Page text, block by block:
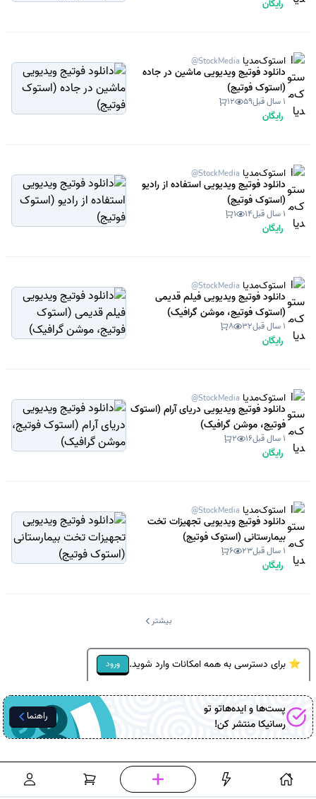
رایگان
استوک‌مدیا @StockMedia
دانلود فوتیج ویدیویی ماشین در جاده
(استوک فوتیج)
1 سال قبل 59
12
رایگان
استوک‌مدیا @StockMedia
دانلود فوتیج ویدیویی استفاده از رادیو
(استوک فوتیج)
1 سال قبل 14
1
رایگان
استوک‌مدیا @StockMedia
دانلود فوتیج ویدیویی فیلم قدیمی
(استوک فوتیج، موشن گرافیک)
1 سال قبل 32
8
رایگان
استوک‌مدیا @StockMedia
دانلود فوتیج ویدیویی دریای آرام (استوک
فوتیج، موشن گرافیک)
1 سال قبل 16
2
رایگان
استوک‌مدیا @StockMedia
دانلود فوتیج ویدیویی تجهیزات تخت
بیمارستانی (استوک فوتیج)
1 سال قبل 23
6
رایگان
بیشتر
⭐ برای دسترسی به همه امکانات وارد شوید. ورود
پست‌ها و ایده‌هاتو تو
رسانیکامنتشر کن! راهنما